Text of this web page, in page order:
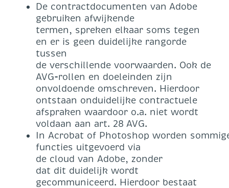
De contractdocumenten van Adobe
gebruiken afwijkende
termen, spreken elkaar soms tegen
en er is geen duidelijke rangorde
tussen
de verschillende voorwaarden. Ook de
AVG-rollen en doeleinden zijn
onvoldoende omschreven. Hierdoor
ontstaan onduidelijke contractuele
afspraken waardoor o.a. niet wordt
voldaan aan art. 28 AVG.
In Acrobat of Photoshop worden
functies uitgevoerd via
de cloud van Adobe, zonder
dat dit duidelijk wordt
gecommuniceerd. Hierdoor bestaat